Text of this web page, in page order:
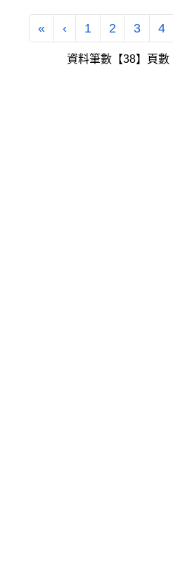
«第一頁
‹ 上一頁
1 2 3 4
資料筆數【38】頁數